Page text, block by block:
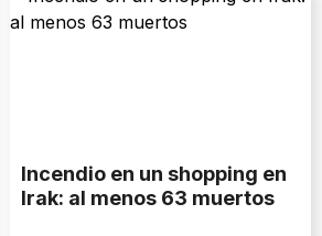
Incendio en un shopping en
Irak: al menos 63 muertos